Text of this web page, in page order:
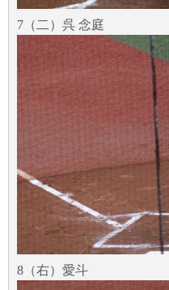
7（二）呉 念庭
8（右）愛斗